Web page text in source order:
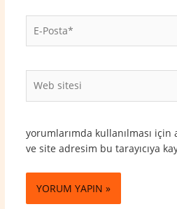
Posta*
sitesi
yorumlarımda kullanılması için
ve site adresim bu tarayıcıya